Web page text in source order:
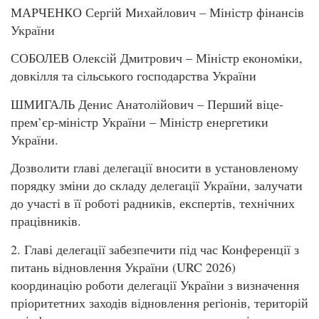
МАРЧЕНКО Сергій Михайлович – Міністр фінансів
України
СОБОЛЕВ Олексій Дмитрович – Міністр економіки,
довкілля та сільського господарства України
ШМИГАЛЬ Денис Анатолійович – Перший віце-
прем’єр-міністр України – Міністр енергетики
України.
Дозволити главі делегації вносити в установленому
порядку зміни до складу делегації України, залучати
до участі в її роботі радників, експертів, технічних
працівників.
2. Главі делегації забезпечити під час Конференції з
питань відновлення України (URC 2026)
координацію роботи делегації України з визначення
пріоритетних заходів відновлення регіонів, територій